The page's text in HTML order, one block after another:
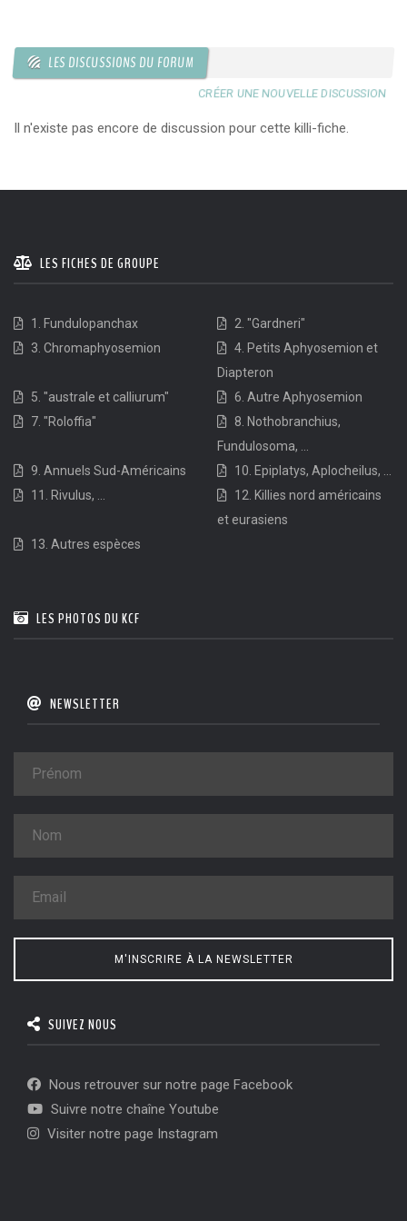
LES DISCUSSIONS DU FORUM
CRÉER UNE NOUVELLE DISCUSSION
Il n'existe pas encore de discussion pour cette killi-fiche.
LES FICHES DE GROUPE
1. Fundulopanchax
2. "Gardneri"
3. Chromaphyosemion
4. Petits Aphyosemion et
Diapteron
5. "australe et calliurum"
6. Autre Aphyosemion
7. "Roloffia"
8. Nothobranchius,
Fundulosoma, ...
9. Annuels Sud-Américains
10. Epiplatys, Aplocheilus, ...
11. Rivulus, ...
12. Killies nord américains
et eurasiens
13. Autres espèces
LES PHOTOS DU KCF
NEWSLETTER
M'INSCRIRE À LA NEWSLETTER
SUIVEZ NOUS
Nous retrouver sur notre page Facebook
Suivre notre chaîne Youtube
Visiter notre page Instagram